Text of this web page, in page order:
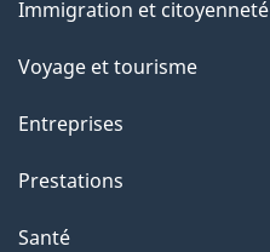
a
p
a
g
e
sujets
Immigration et citoyenneté
Voyage et tourisme
Entreprises
Prestations
Santé